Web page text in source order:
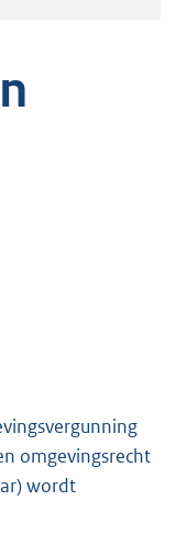
omgevingsrecht
wordt